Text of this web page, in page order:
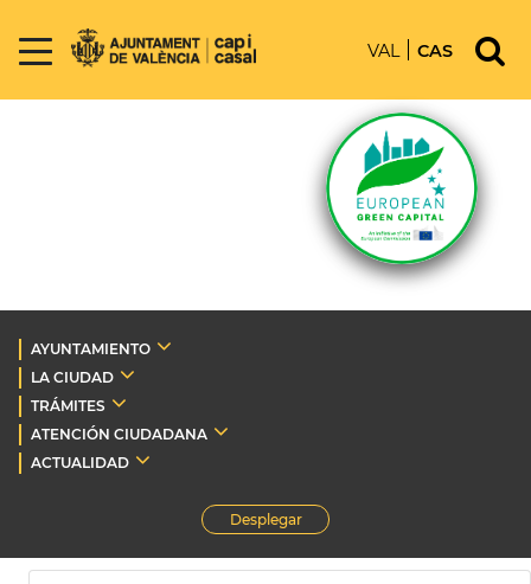
VAL CAS
AYUNTAMIENTO
LA CIUDAD
TRÁMITES
ATENCIÓN CIUDADANA
ACTUALIDAD
Desplegar